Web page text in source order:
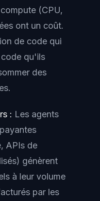
(CPU,
ont un coût.
de code qui
qu'ils
des
: Les agents
APIs de
génèrent
à leur volume
par les